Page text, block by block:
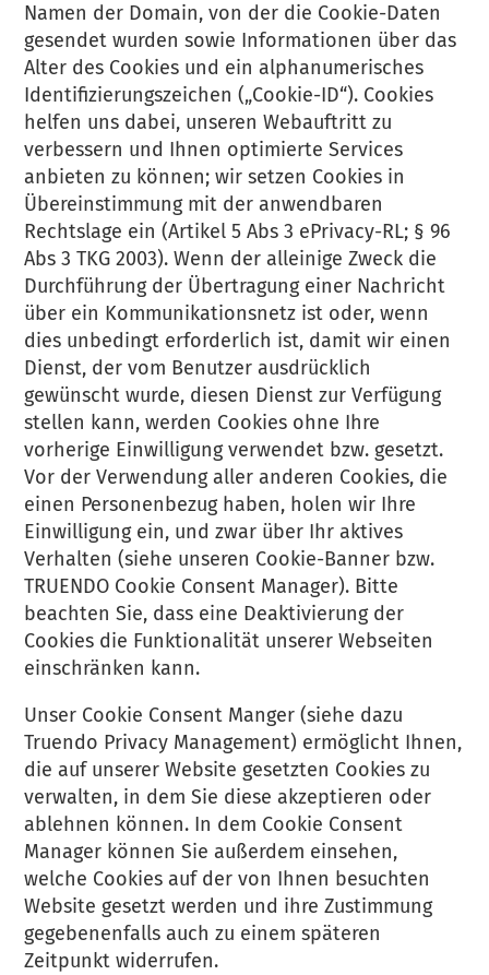
Namen der Domain, von der die Cookie-Daten
gesendet wurden sowie Informationen über das
Alter des Cookies und ein alphanumerisches
Identifizierungszeichen („Cookie-ID“). Cookies
helfen uns dabei, unseren Webauftritt zu
verbessern und Ihnen optimierte Services
anbieten zu können; wir setzen Cookies in
Übereinstimmung mit der anwendbaren
Rechtslage ein (Artikel 5 Abs 3 ePrivacy-RL; § 96
Abs 3 TKG 2003). Wenn der alleinige Zweck die
Durchführung der Übertragung einer Nachricht
über ein Kommunikationsnetz ist oder, wenn
dies unbedingt erforderlich ist, damit wir einen
Dienst, der vom Benutzer ausdrücklich
gewünscht wurde, diesen Dienst zur Verfügung
stellen kann, werden Cookies ohne Ihre
vorherige Einwilligung verwendet bzw. gesetzt.
Vor der Verwendung aller anderen Cookies, die
einen Personenbezug haben, holen wir Ihre
Einwilligung ein, und zwar über Ihr aktives
Verhalten (siehe unseren Cookie-Banner bzw.
TRUENDO Cookie Consent Manager). Bitte
beachten Sie, dass eine Deaktivierung der
Cookies die Funktionalität unserer Webseiten
einschränken kann.
Unser Cookie Consent Manger (siehe dazu
Truendo Privacy Management) ermöglicht Ihnen,
die auf unserer Website gesetzten Cookies zu
verwalten, in dem Sie diese akzeptieren oder
ablehnen können. In dem Cookie Consent
Manager können Sie außerdem einsehen,
welche Cookies auf der von Ihnen besuchten
Website gesetzt werden und ihre Zustimmung
gegebenenfalls auch zu einem späteren
Zeitpunkt widerrufen.